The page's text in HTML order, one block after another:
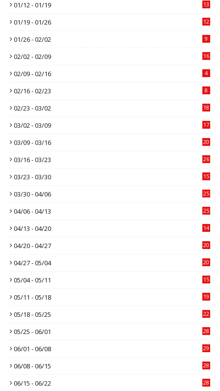
01/12 - 01/19 13
01/19 - 01/26 12
01/26 - 02/02 9
02/02 - 02/09 16
02/09 - 02/16 4
02/16 - 02/23 8
02/23 - 03/02 18
03/02 - 03/09 17
03/09 - 03/16 20
03/16 - 03/23 26
03/23 - 03/30 15
03/30 - 04/06 25
04/06 - 04/13 25
04/13 - 04/20 14
04/20 - 04/27 20
04/27 - 05/04 20
05/04 - 05/11 15
05/11 - 05/18 19
05/18 - 05/25 22
05/25 - 06/01 28
06/01 - 06/08 29
06/08 - 06/15 28
06/15 - 06/22 28